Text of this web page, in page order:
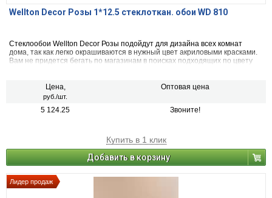
Wellton Decor Розы 1*12.5 стеклоткан. обои WD 810
Стеклообои Wellton Decor Розы подойдут для дизайна всех комнат
дома, так как легко окрашиваются в нужный цвет акриловыми красками.
Вам не придется бегать по магазинам в поисках подходящих по цвету
Цена,
руб./шт.
Оптовая цена
5 124.25 Звоните!
Купить в 1 клик
Добавить в корзину
Лидер продаж